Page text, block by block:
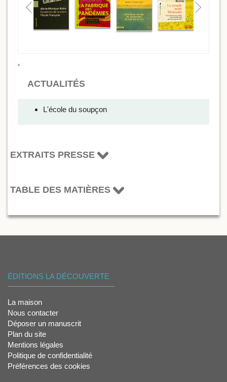
ACTUALITÉS
L'école du soupçon
EXTRAITS PRESSE
TABLE DES MATIÈRES
ÉDITIONS LA DÉCOUVERTE
La maison
Nous contacter
Déposer un manuscrit
Plan du site
Mentions légales
Politique de confidentialité
Préférences des cookies